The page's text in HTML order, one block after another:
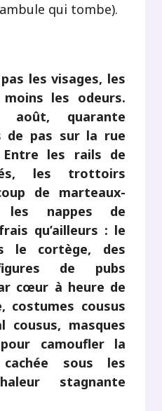
qui tombe).
les visages, les
les odeurs.
août, quarante
de pas sur la rue
les rails de
les trottoirs
de marteaux-
les nappes de
qu’ailleurs : le
le cortège, des
de pubs
cœur à heure de
costumes cousus
cousus, masques
camoufler la
sous les
stagnante